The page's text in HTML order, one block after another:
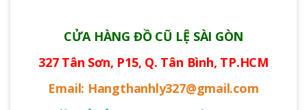
CỬA HÀNG ĐỒ CŨ LỆ SÀI GÒN
327 Tân Sơn, P15, Q. Tân Bình, TP.HCM
Email: Hangthanhly327@gmail.com